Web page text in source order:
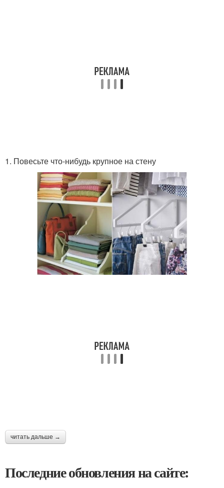
1. Повесьте что-нибудь крупное на стену
читать дальше →
Последние обновления на сайте: